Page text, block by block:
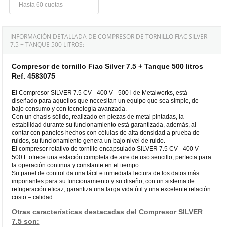
Hasta 60 cuotas
INFORMACIÓN DETALLADA DE COMPRESOR DE TORNILLO FIAC SILVER
7.5 + TANQUE 500 LITROS:
Compresor de tornillo Fiac Silver 7.5 + Tanque 500 litros
Ref. 4583075
El Compresor SILVER 7.5 CV - 400 V - 500 l de Metalworks, está
diseñado para aquellos que necesitan un equipo que sea simple, de
bajo consumo y con tecnología avanzada.
Con un chasis sólido, realizado en piezas de metal pintadas, la
estabilidad durante su funcionamiento está garantizada, además, al
contar con paneles hechos con células de alta densidad a prueba de
ruidos, su funcionamiento genera un bajo nivel de ruido.
El compresor rotativo de tornillo encapsulado SILVER 7.5 CV - 400 V -
500 L ofrece una estación completa de aire de uso sencillo, perfecta para
la operación continua y constante en el tiempo.
Su panel de control da una fácil e inmediata lectura de los datos más
importantes para su funcionamiento y su diseño, con un sistema de
refrigeración eficaz, garantiza una larga vida útil y una excelente relación
costo – calidad.
Otras características destacadas del Compresor SILVER
7.5 son: